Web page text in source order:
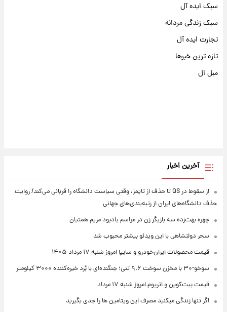
سبک ایده آل
سبک زندگی مردانه
تجارت ایده آل
تازه ترین خبرها
مبل ال
آخرین اخبار
از سقوط در QS تا حذف از تایمز، وقتی سیاست دانشگاه را قربانی می‌کند/ روایت
حذف دانشگاه‌های ایران از رتبه‌بندی‌های جهانی
چهره بهت‌زده سه بازیگر زن در مراسم یادبود مریم همتیان
سحر دولتشاهی با این ویدئو بیشتر محبوب شد
قیمت محصولات ایران‌خودرو و سایپا امروز شنبه ۱۷ مرداد ۱۴۰۵
سوخو-۳۰ با مخزن سوخت ۹.۶ تنی؛ جنگنده‌ای با بُرد خیره‌کننده ۳۰۰۰ کیلومتر
قیمت بیت‌کوین و اتریوم امروز شنبه ۱۷ مرداد
اگر تنها زندگی میکنید مصرف این ویتامین ها را جدی بگیرید